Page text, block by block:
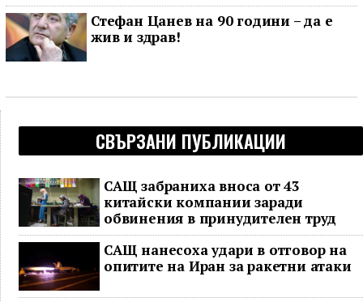
Стефан Цанев на 90 години – да е
жив и здрав!
СВЪРЗАНИ ПУБЛИКАЦИИ
САЩ забраниха вноса от 43
китайски компании заради
обвинения в принудителен труд
САЩ нанесоха удари в отговор на
опитите на Иран за ракетни атаки